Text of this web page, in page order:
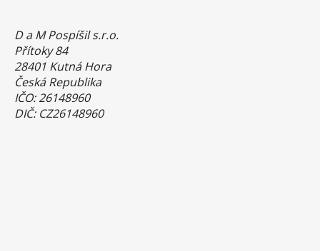
D a M Pospíšil s.r.o.
Přítoky 84
28401 Kutná Hora
Česká Republika
IČO: 26148960
DIČ: CZ26148960